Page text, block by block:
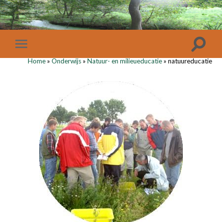
Home» Onderwijs» Natuur- en milieueducatie» natuureducatie